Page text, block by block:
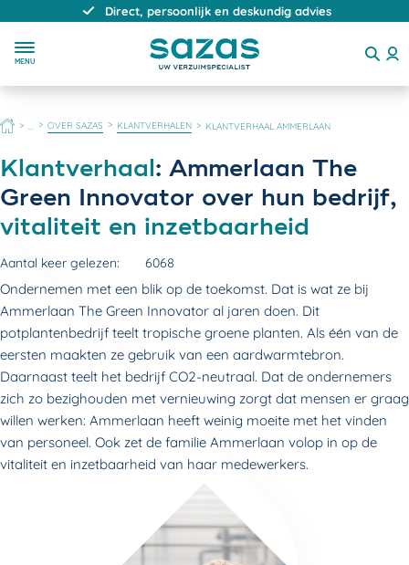
Direct, persoonlijk en deskundig advies
MENU
HOME OVER SAZAS KLANTVERHALEN KLANTVERHAAL AMMERLAAN
Klantverhaal : Ammerlaan The
Green Innovator over hun bedrijf,
vitaliteit en inzetbaarheid
Aantal keer gelezen: 6068
Ondernemen met een blik op de toekomst. Dat is wat ze bij
Ammerlaan The Green Innovator al jaren doen. Dit
potplantenbedrijf teelt tropische groene planten. Als één van de
eersten maakten ze gebruik van een aardwarmtebron.
Daarnaast teelt het bedrijf CO2-neutraal. Dat de ondernemers
zich zo bezighouden met vernieuwing zorgt dat mensen er graag
willen werken: Ammerlaan heeft weinig moeite met het vinden
van personeel. Ook zet de familie Ammerlaan volop in op de
vitaliteit en inzetbaarheid van haar medewerkers.